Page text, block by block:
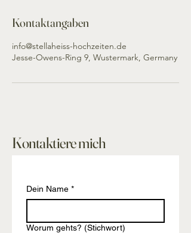
Kontaktangaben
info@stellaheiss-hochzeiten.de
Jesse-Owens-Ring 9, Wustermark, Germany
Kontaktiere mich
Dein Name *
Worum gehts? (Stichwort)